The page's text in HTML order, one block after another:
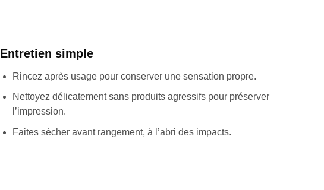
Entretien simple
Rincez après usage pour conserver une sensation propre.
Nettoyez délicatement sans produits agressifs pour préserver
l’impression.
Faites sécher avant rangement, à l’abri des impacts.